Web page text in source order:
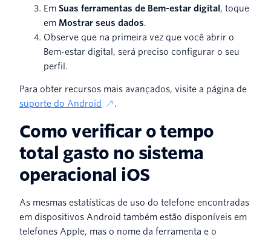
Em Suas ferramentas de Bem-estar digital , toque
em Mostrar seus dados.
Observe que na primeira vez que você abrir o
Bem-estar digital, será preciso configurar o seu
perfil.
Para obter recursos mais avançados, visite a página de
suporte do Android
.
Como verificar o tempo
total gasto no sistema
operacional iOS
As mesmas estatísticas de uso do telefone encontradas
em dispositivos Android também estão disponíveis em
telefones Apple, mas o nome da ferramenta e o